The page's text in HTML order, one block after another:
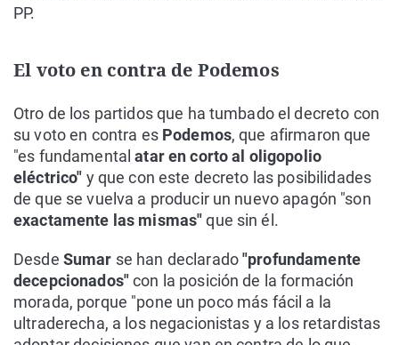
PP.
El voto en contra de Podemos
Otro de los partidos que ha tumbado el decreto con
su voto en contra es Podemos, que afirmaron que
"es fundamental atar en corto al oligopolio
eléctrico" y que con este decreto las posibilidades
de que se vuelva a producir un nuevo apagón "son
exactamente las mismas"que sin él.
Desde Sumar se han declarado"profundamente
decepcionados"con la posición de la formación
morada, porque "pone un poco más fácil a la
ultraderecha, a los negacionistas y a los retardistas